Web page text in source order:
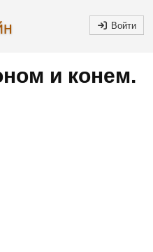
Войти
и конем.